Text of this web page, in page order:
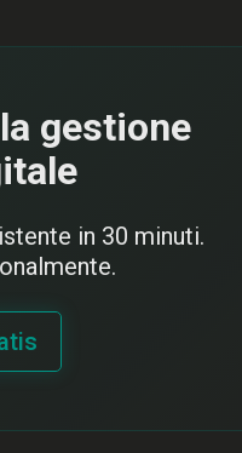
gestione
in 30 minuti.